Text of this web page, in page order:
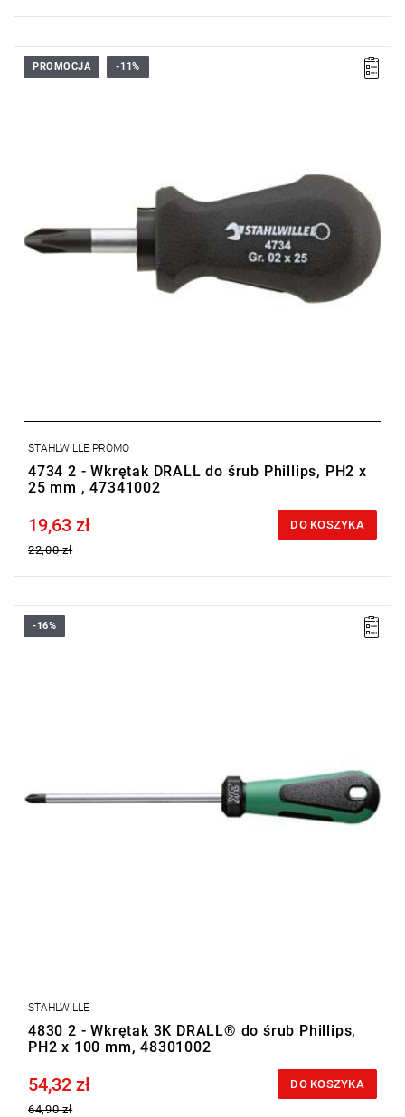
PROMOCJA -11%
STAHLWILLE PROMO
4734 2 - Wkrętak DRALL do śrub Phillips, PH2 x
25 mm , 47341002
Price tax included
19,63 zł
22,00 zł
DO KOSZYKA
-16%
STAHLWILLE
4830 2 - Wkrętak 3K DRALL® do śrub Phillips,
PH2 x 100 mm, 48301002
Price tax included
54,32 zł
64,90 zł
DO KOSZYKA